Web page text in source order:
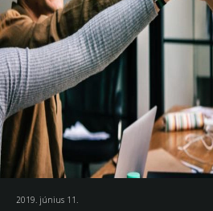
2019. június 11.